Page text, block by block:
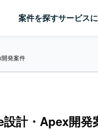
案件を探すサービス
開発案件
設計・Apex開発